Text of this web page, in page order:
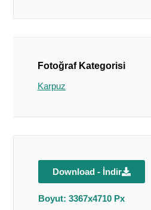
Fotoğraf Kategorisi
Karpuz
Download - İndir
Boyut: 3367x4710 Px